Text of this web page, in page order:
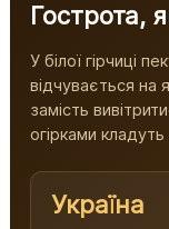
Гострота,
У білої гірчиці
відчувається на
замість
огірками кладуть
Україна